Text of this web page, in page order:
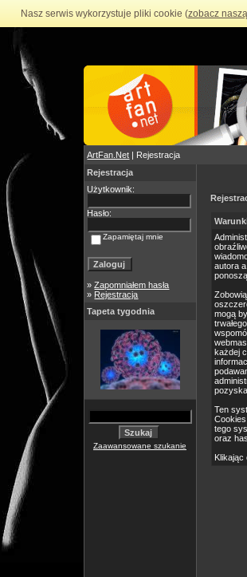
Nasz serwis wykorzystuje pliki cookie (zobacz
ArtFan.Net | Rejestracja
Rejestracja
Użytkownik:
Hasło:
Zapamiętaj mnie
»Zapomniałem hasła
» Rejestracja
Tapeta tygodnia
Zaawansowane szukanie
autora
mogą
każdej
Ten
tego
oraz